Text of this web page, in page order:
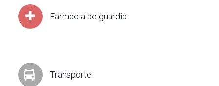
Farmacia de guardia
Transporte